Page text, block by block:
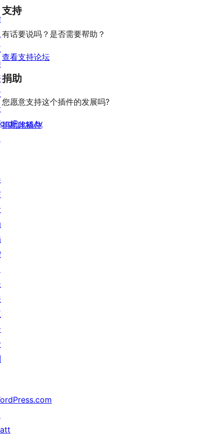
价
评
星
价
支持
有话要说吗？是否需要帮助？
查看支持论坛
捐助
您愿意支持这个插件的发展吗?
捐助此插件